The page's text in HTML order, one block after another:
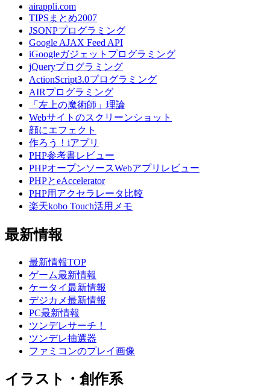
airappli.com
TIPSまとめ2007
JSONPプログラミング
Google AJAX Feed API
iGoogleガジェットプログラミング
jQueryプログラミング
ActionScript3.0プログラミング
AIRプログラミング
「左上の魔術師」理論
Webサイトのスクリーンショット
顔にエフェクト
作ろう！iアプリ
PHP参考書レビュー
PHPオープンソースWebアプリレビュー
PHPとeAccelerator
PHP用アクセラレータ比較
楽天kobo Touch活用メモ
最新情報
最新情報TOP
ゲーム最新情報
ケータイ最新情報
デジカメ最新情報
PC最新情報
ツンデレサーチ！
ツンデレ抽選器
ファミコンのプレイ画像
イラスト・創作系